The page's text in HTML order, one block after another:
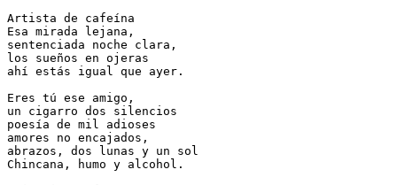
Artista de cafeína
Esa mirada lejana,
sentenciada noche clara,
los sueños en ojeras
ahí estás igual que ayer.
Eres tú ese amigo,
un cigarro dos silencios
poesía de mil adioses
amores no encajados,
abrazos, dos lunas y un sol
Chincana, humo y alcohol.